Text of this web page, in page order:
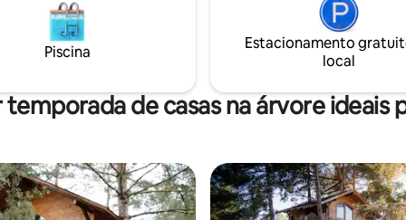
la natura.
Piscina
Estacionamento
local
de casas na árvore ideais